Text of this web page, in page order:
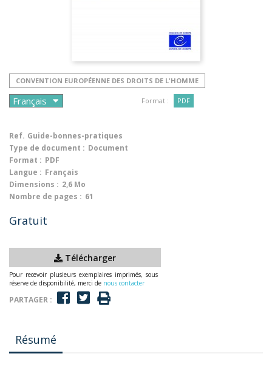
CONVENTION EUROPÉENNE DES DROITS DE L'HOMME
Format : PDF
Ref. Guide-bonnes-pratiques
Type de document : Document
Format : PDF
Langue : Français
Dimensions : 2,6 Mo
Nombre de pages : 61
Gratuit
Télécharger
Pour recevoir plusieurs exemplaires imprimés, sous
réserve de disponibilité, merci de nous contacter
PARTAGER :
Résumé